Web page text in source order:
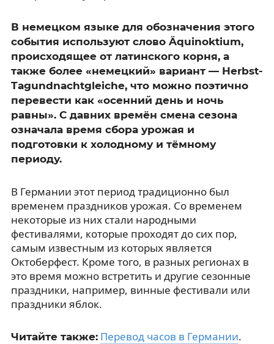
В немецком языке для обозначения этого
события используют слово Äquinoktium,
происходящее от латинского корня, а
также более «немецкий» вариант — Herbst-
Tagundnachtgleiche, что можно поэтично
перевести как «осенний день и ночь
равны». С давних времён смена сезона
означала время сбора урожая и
подготовки к холодному и тёмному
периоду.
В Германии этот период традиционно был
временем праздников урожая. Со временем
некоторые из них стали народными
фестивалями, которые проходят до сих пор,
самым известным из которых является
Октоберфест. Кроме того, в разных регионах в
это время можно встретить и другие сезонные
праздники, например, винные фестивали или
праздники яблок.
Читайте также: Перевод часов в Германии.